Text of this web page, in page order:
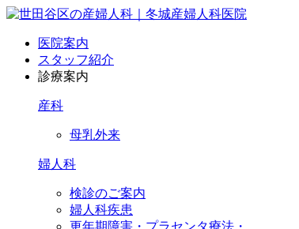
医院案内
スタッフ紹介
診療案内
産科
母乳外来
婦人科
検診のご案内
婦人科疾患
更年期障害・プラセンタ療法・